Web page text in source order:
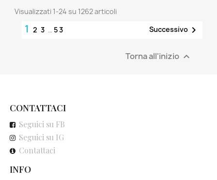
Visualizzati 1-24 su 1262 articoli
1 2 3 … 53 Successivo 
Torna all'inizio 
CONTATTACI
Seguici su FB
Seguici su IG
Contattaci
INFO